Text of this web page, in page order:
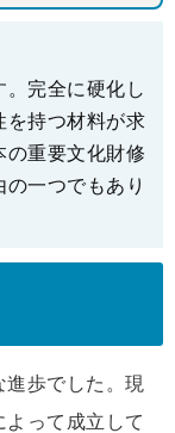
。完全に硬化し
を持つ材料が求
の重要文化財修
一つでもあり
歩でした。現
って成立して